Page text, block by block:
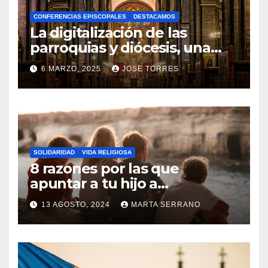
A
Y
C
O
M
N
T
A
R
I
O
S
CONFERENCIAS EPISCOPALES DESTACAMOS
La digitalización de las
parroquias y diócesis, una
realidad ya para el futuro de
la Iglesia
6 MARZO, 2025 JOSE TORRES
N
O
H
A
Y
SOLIDARIDAD VIDA RELIGIOSA
8 razones por las que
apuntar a tu hijo a
Catequesis
13 AGOSTO, 2024 MARTA SERRANO
N
O